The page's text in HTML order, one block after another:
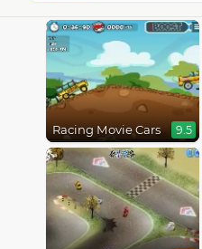
Racing Movie Cars 9.5